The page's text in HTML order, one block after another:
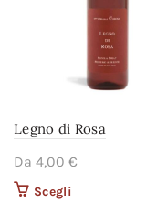
Legno di Rosa
Da 4,00 €
Scegli